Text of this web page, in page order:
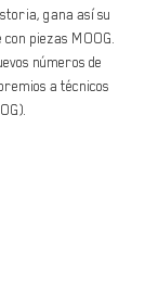
gana así su
piezas MOOG.
números de
a técnicos